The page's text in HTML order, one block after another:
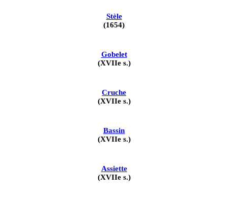
Stèle
(1654)
Gobelet
(XVIIe s.)
Cruche
(XVIIe s.)
Bassin
(XVIIe s.)
Assiette
(XVIIe s.)